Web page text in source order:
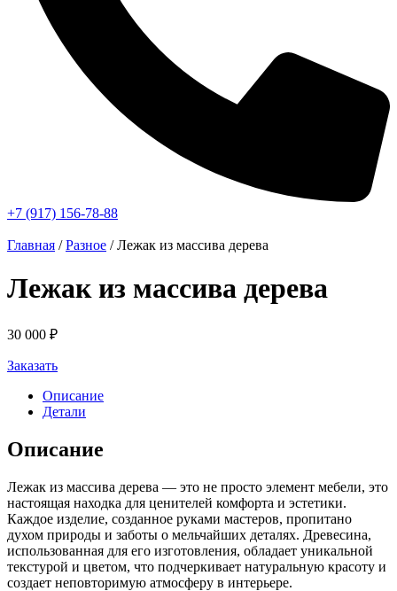
+7 (917) 156-78-88
Главная /Разное / Лежак из массива дерева
Лежак из массива дерева
30 000 ₽
Заказать
Описание
Детали
Описание
Лежак из массива дерева — это не просто элемент мебели, это
настоящая находка для ценителей комфорта и эстетики.
Каждое изделие, созданное руками мастеров, пропитано
духом природы и заботы о мельчайших деталях. Древесина,
использованная для его изготовления, обладает уникальной
текстурой и цветом, что подчеркивает натуральную красоту и
создает неповторимую атмосферу в интерьере.